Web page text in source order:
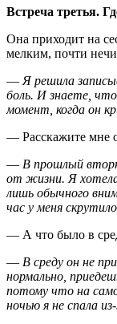
Встреча третья.
Она приходит на
мелким, почти
— Я решила
боль. И знаете,
момент, когда он
— Расскажите мне
— В прошлый
от жизни. Я хотела
лишь обычного
час у меня
— А что было в
— В среду он не
нормально,
потому что на
ночью я не спала